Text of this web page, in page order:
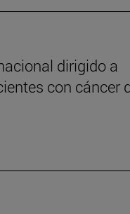
dirigido a
con cáncer